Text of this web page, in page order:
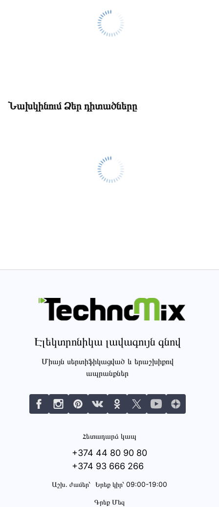
Նախկինում Ձեր դիտածները
Էլեկտրոնիկա լավագույն գնով
Միայն սերտիֆիկացված և երաշխիքով
ապրանքներ
Հետադարձ կապ
+374 44 80 90 80
+374 93 666 266
Աշխ․ ժամեր՝ Երեք կիր՝ 09:00-19:00
Գրեք Մեզ